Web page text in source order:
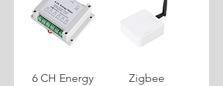
6 CH Energy
Zigbee